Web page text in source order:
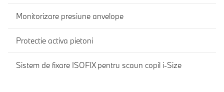
Monitorizare presiune anvelope
Protectie activa pietoni
Sistem de fixare ISOFIX pentru scaun copil i-Size